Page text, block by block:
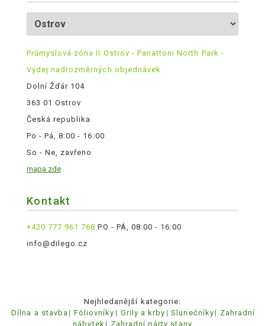
Průmyslová zóna II Ostrov - Panattoni North Park -
Výdej nadrozměrných objednávek
Dolní Žďár 104
363 01 Ostrov
Česká republika
Po - Pá, 8:00 - 16:00
So - Ne, zavřeno
mapa zde
Kontakt
+420 777 961 768 PO - PÁ, 08:00 - 16:00
info@dilego.cz
Nejhledanější kategorie:
Dílna a stavba
Fóliovníky Grily a krby Slunečníky
Zahradní
nábytek
Zahradní párty stany